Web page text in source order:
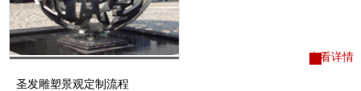
查看详情
圣发雕塑景观定制流程